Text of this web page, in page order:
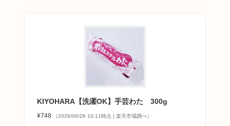
KIYOHARA【洗濯OK】手芸わた 300g
¥748 （2026/06/26 10:11時点 | 楽天市場調べ）